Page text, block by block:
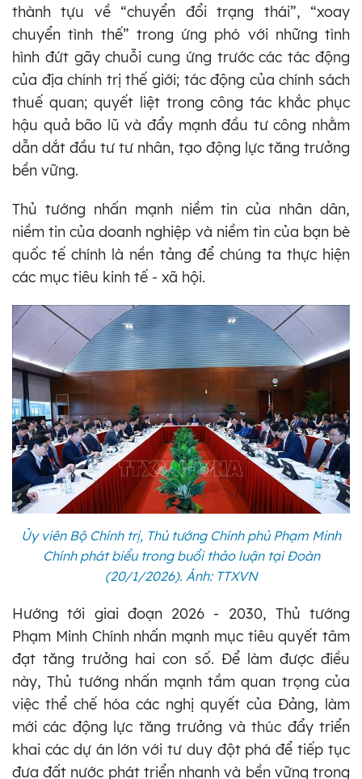
thành tựu về “chuyển đổi trạng thái”, “xoay
chuyển tình thế” trong ứng phó với những tình
hình đứt gãy chuỗi cung ứng trước các tác động
của địa chính trị thế giới; tác động của chính sách
thuế quan; quyết liệt trong công tác khắc phục
hậu quả bão lũ và đẩy mạnh đầu tư công nhằm
dẫn dắt đầu tư tư nhân, tạo động lực tăng trưởng
bền vững.
Thủ tướng nhấn mạnh niềm tin của nhân dân,
niềm tin của doanh nghiệp và niềm tin của bạn bè
quốc tế chính là nền tảng để chúng ta thực hiện
các mục tiêu kinh tế - xã hội.
Ủy viên Bộ Chính trị, Thủ tướng Chính phủ Phạm Minh
Chính phát biểu trong buổi thảo luận tại Đoàn
(20/1/2026). Ảnh: TTXVN
Hướng tới giai đoạn 2026 - 2030, Thủ tướng
Phạm Minh Chính nhấn mạnh mục tiêu quyết tâm
đạt tăng trưởng hai con số. Để làm được điều
này, Thủ tướng nhấn mạnh tầm quan trọng của
việc thể chế hóa các nghị quyết của Đảng, làm
mới các động lực tăng trưởng và thúc đẩy triển
khai các dự án lớn với tư duy đột phá để tiếp tục
đưa đất nước phát triển nhanh và bền vững trong